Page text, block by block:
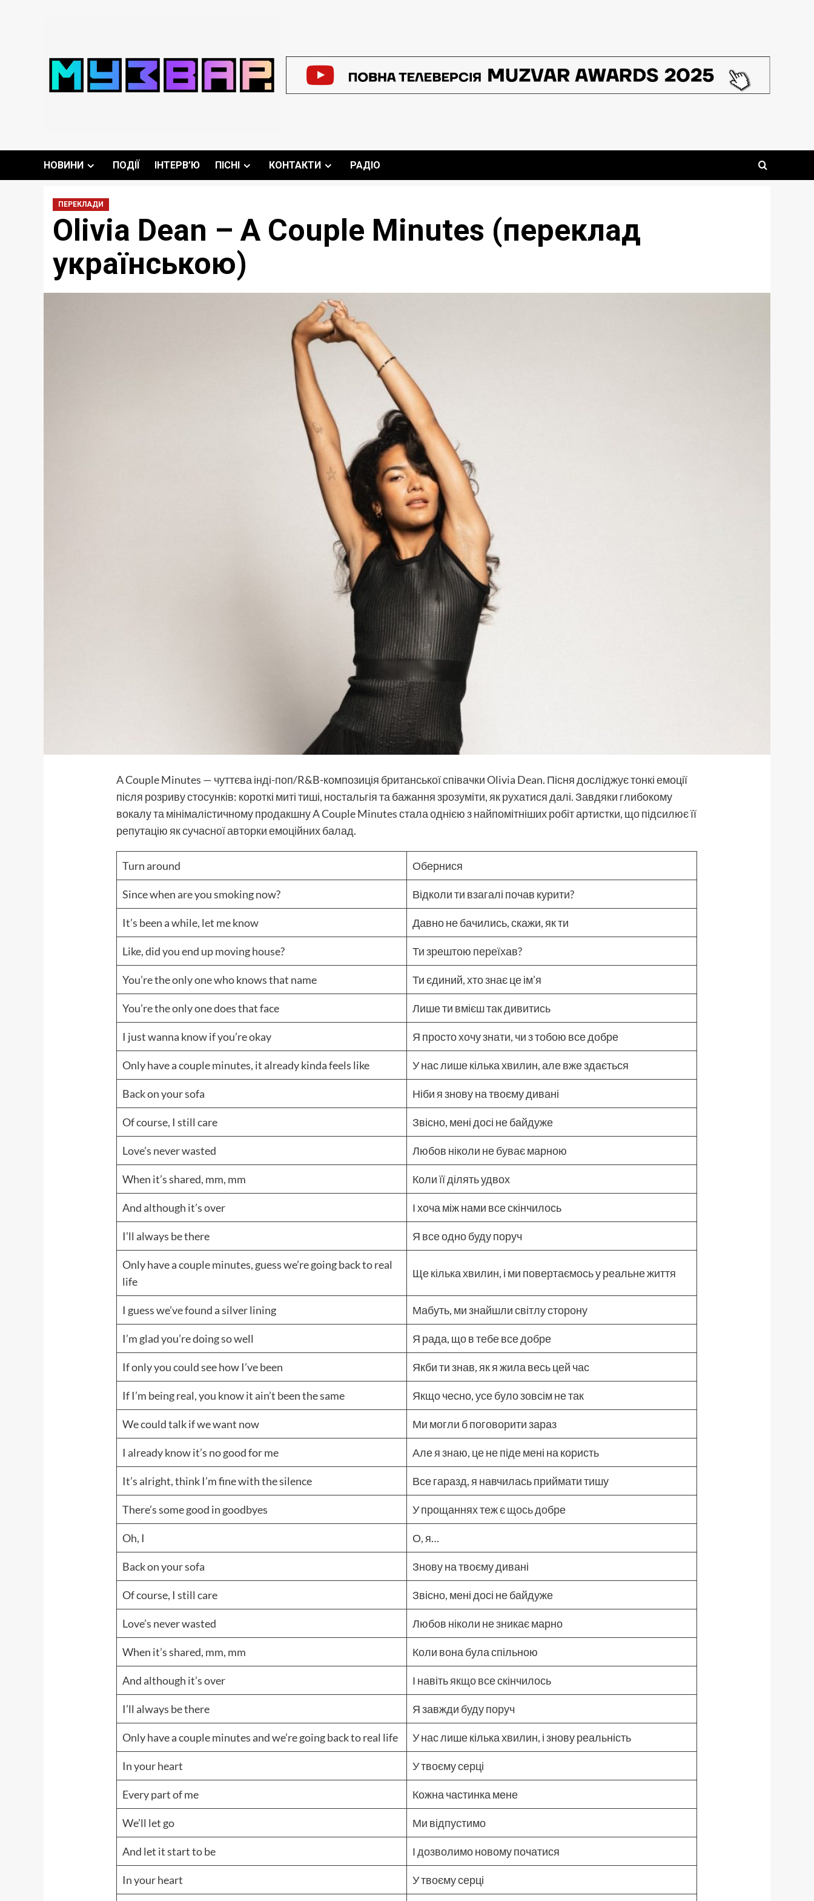
НОВИНИ ПОДІЇ ІНТЕРВ’Ю ПІСНІ КОНТАКТИ РАДІО
ПЕРЕКЛАДИ
Olivia Dean – A Couple Minutes (переклад
українською)
A Couple Minutes — чуттєва інді-поп/R&B-композиція британської співачки Olivia Dean. Пісня досліджує тонкі емоції
після розриву стосунків: короткі миті тиші, ностальгія та бажання зрозуміти, як рухатися далі. Завдяки глибокому
вокалу та мінімалістичному продакшну A Couple Minutes стала однією з найпомітніших робіт артистки, що підсилює її
репутацію як сучасної авторки емоційних балад.
Turn around Обернися
Since when are you smoking now? Відколи ти взагалі почав курити?
It’s been a while, let me know Давно не бачились, скажи, як ти
Like, did you end up moving house? Ти зрештою переїхав?
You’re the only one who knows that name Ти єдиний, хто знає це ім’я
You’re the only one does that face Лише ти вмієш так дивитись
I just wanna know if you’re okay Я просто хочу знати, чи з тобою все добре
Only have a couple minutes, it already kinda feels like У нас лише кілька хвилин, але вже здається
Back on your sofa Ніби я знову на твоєму дивані
Of course, I still care Звісно, мені досі не байдуже
Love’s never wasted Любов ніколи не буває марною
When it’s shared, mm, mm Коли її ділять удвох
And although it’s over І хоча між нами все скінчилось
I’ll always be there Я все одно буду поруч
Only have a couple minutes, guess we’re going back to real
life
Ще кілька хвилин, і ми повертаємось у реальне життя
I guess we’ve found a silver lining Мабуть, ми знайшли світлу сторону
I’m glad you’re doing so well Я рада, що в тебе все добре
If only you could see how I’ve been Якби ти знав, як я жила весь цей час
If I’m being real, you know it ain’t been the same Якщо чесно, усе було зовсім не так
We could talk if we want now Ми могли б поговорити зараз
I already know it’s no good for me Але я знаю, це не піде мені на користь
It’s alright, think I’m fine with the silence Все гаразд, я навчилась приймати тишу
There’s some good in goodbyes У прощаннях теж є щось добре
Oh, I О, я…
Back on your sofa Знову на твоєму дивані
Of course, I still care Звісно, мені досі не байдуже
Love’s never wasted Любов ніколи не зникає марно
When it’s shared, mm, mm Коли вона була спільною
And although it’s over І навіть якщо все скінчилось
I’ll always be there Я завжди буду поруч
Only have a couple minutes and we’re going back to real life У нас лише кілька хвилин, і знову реальність
In your heart У твоєму серці
Every part of me Кожна частинка мене
We’ll let go Ми відпустимо
And let it start to be І дозволимо новому початися
In your heart У твоєму серці